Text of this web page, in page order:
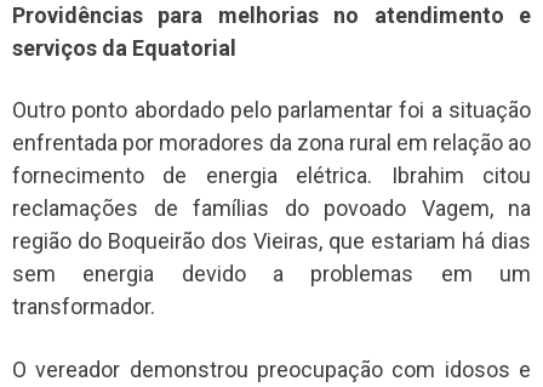
Providências para melhorias no atendimento e
serviços da Equatorial
Outro ponto abordado pelo parlamentar foi a situação
enfrentada por moradores da zona rural em relação ao
fornecimento de energia elétrica. Ibrahim citou
reclamações de famílias do povoado Vagem, na
região do Boqueirão dos Vieiras, que estariam há dias
sem energia devido a problemas em um
transformador.
O vereador demonstrou preocupação com idosos e